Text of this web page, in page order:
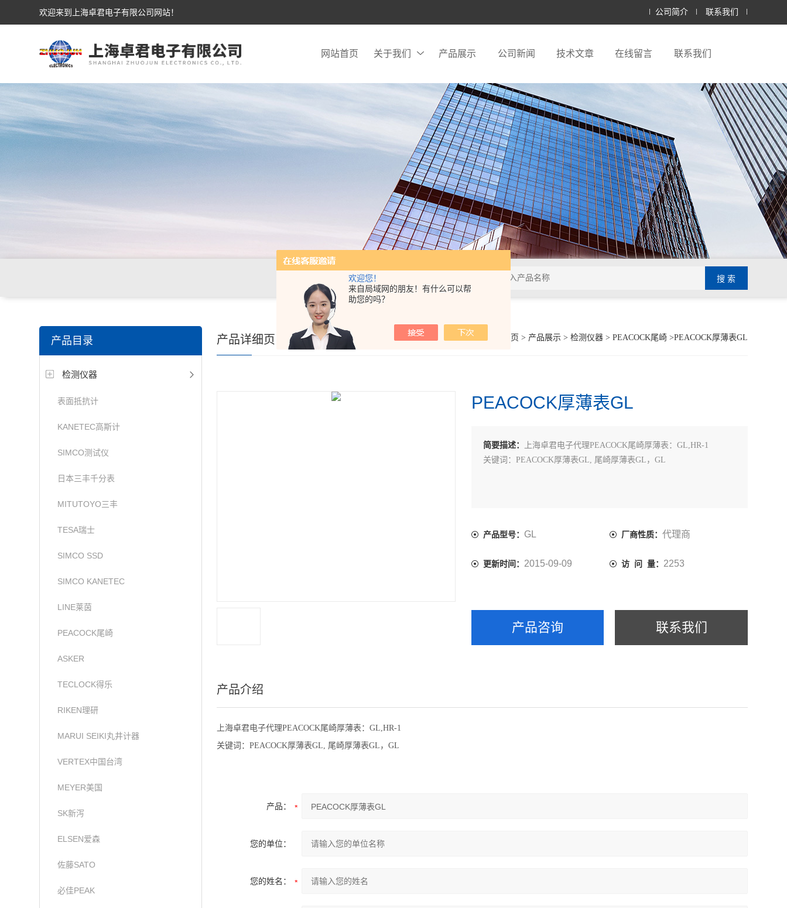
欢迎您！
来自局域网的朋友！有什么可以帮
助您的吗？
欢迎来到上海卓君电子有限公司网站！ 公司简介 联系我们
网站首页 关于我们 产品展示 公司新闻 技术文章 在线留言 联系我们
产品目录
检测仪器
表面抵抗计
KANETEC高斯计
SIMCO测试仪
日本三丰千分表
MITUTOYO三丰
TESA瑞士
SIMCO SSD
SIMCO KANETEC
LINE莱茵
PEACOCK尾崎
ASKER
TECLOCK得乐
RIKEN理研
MARUI SEIKI丸井计器
VERTEX中国台湾
MEYER美国
SK新泻
ELSEN爱森
佐藤SATO
必佳PEAK
你的位置： 首页 > 产品展示> 检测仪器> PEACOCK尾崎>PEACOCK厚薄表GL
产品详细页
PEACOCK厚薄表GL
简要描述：
上海卓君电子代理PEACOCK尾崎厚薄表：GL,HR-1
关键词：PEACOCK厚薄表GL, 尾崎厚薄表GL，GL
产品型号： GL 厂商性质： 代理商
更新时间： 2015-09-09 访 问 量： 2253
产品咨询 联系我们
产品介绍
上海卓君电子代理PEACOCK尾崎厚薄表：GL,HR-1
关键词：PEACOCK厚薄表GL, 尾崎厚薄表GL，GL
产品：
您的单位：
您的姓名：